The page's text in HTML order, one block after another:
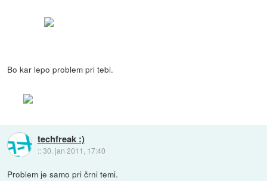
Bo kar lepo problem pri tebi.
techfreak :)
::30. jan 2011, 17:40
Problem je samo pri črni temi.